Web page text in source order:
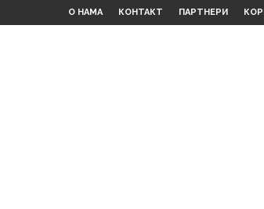
О НАМА КОНТАКТ ПАРТНЕРИ